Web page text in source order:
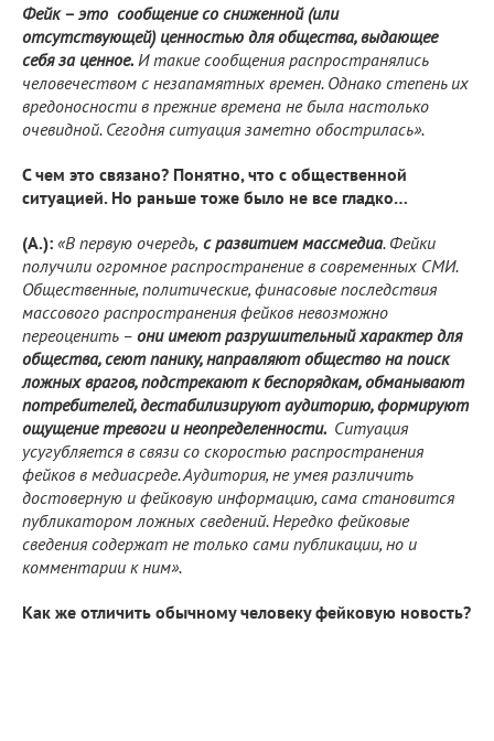
Фейк – это сообщение со сниженной (или
отсутствующей) ценностью для общества, выдающее
себя за ценное. И такие сообщения распространялись
человечеством с незапамятных времен. Однако степень их
вредоносности в прежние времена не была настолько
очевидной. Сегодня ситуация заметно обострилась».
С чем это связано? Понятно, что с общественной
ситуацией. Но раньше тоже было не все гладко…
(А.): «В первую очередь, с развитием массмедиа. Фейки
получили огромное распространение в современных СМИ.
Общественные, политические, финасовые последствия
массового распространения фейков невозможно
переоценить – они имеют разрушительный характер для
общества, сеют панику, направляют общество на поиск
ложных врагов, подстрекают к беспорядкам, обманывают
потребителей, дестабилизируют аудиторию, формируют
ощущение тревоги и неопределенности. Ситуация
усугубляется в связи со скоростью распространения
фейков в медиасреде. Аудитория, не умея различить
достоверную и фейковую информацию, сама становится
публикатором ложных сведений. Нередко фейковые
сведения содержат не только сами публикации, но и
комментарии к ним».
Как же отличить обычному человеку фейковую новость?